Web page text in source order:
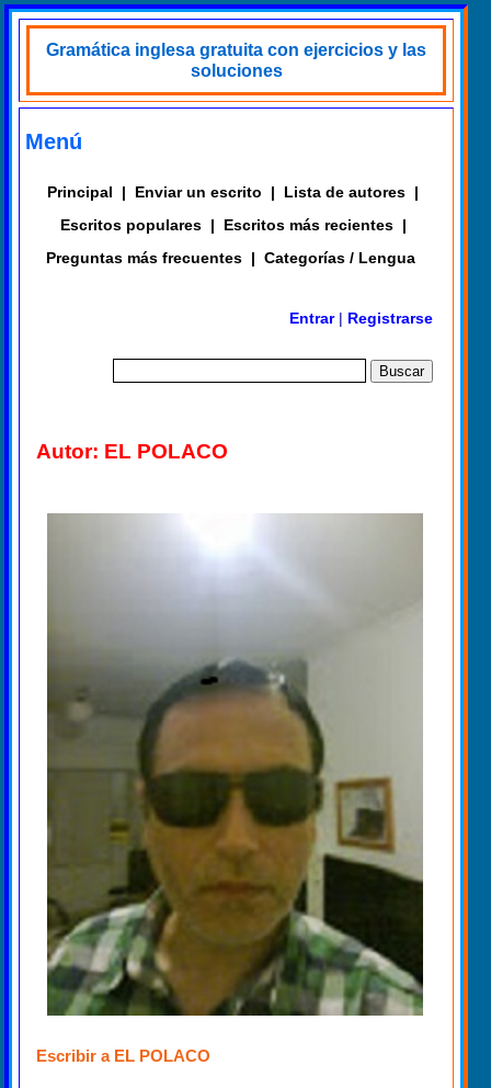
Gramática inglesa gratuita con ejercicios y las
soluciones
Menú
Principal | Enviar un escrito | Lista de autores |
Escritos populares | Escritos más recientes |
Preguntas más frecuentes | Categorías / Lengua
Entrar| Registrarse
Autor: EL POLACO
Escribir a EL POLACO